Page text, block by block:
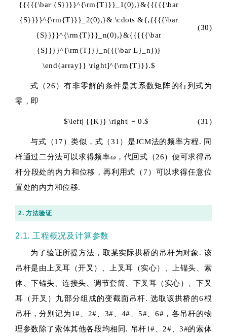
{{{{{\bar {S}}}}^{\rm{T}}}_1(0),}&{{{{{\bar
{S}}}}^{\rm{T}}}_2(0),}& \cdots &{,{{{{\bar
{S}}}}^{\rm{T}}}_n(0),}&{{{{{\bar
{S}}}}^{\rm{T}}}_n({{\bar L}_n})}
\end{array}} \right]^{\rm{T}}}.$
(30)
式（26）有非零解的条件是其系数矩阵的行列式为
零，即
$\left| {{K}} \right| = 0.$ (31)
与式（17）类似，式（31）是JCM法的频率方程. 同
样通过二分法可以求得频率ω ，代回式（26）便可求得吊
杆分段处的内力和位移，再利用式（7）可以求得任意位
置处的内力和位移.
2. 方法验证
2.1. 工程概况及计算参数
为了验证所提方法，取某实际拱桥的吊杆为对象. 该
吊杆是由上叉耳（开叉）、上叉耳（实心）、上锚头、索
体、下锚头、连接头、调节套筒、下叉耳（实心）、下叉
耳（开叉）九部分组成的变截面吊杆. 选取该拱桥的6根
吊杆，分别记为1#、2#、3#、4#、5#、6#，各吊杆的物
理参数除了索体其他各段均相同. 吊杆1#、2#、3#的索体